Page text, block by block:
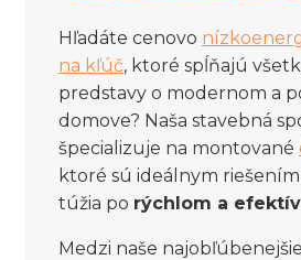
Hľadáte cenovo
na kľúč, ktoré spĺňajú
predstavy o modernom a
domove? Naša stavebná
špecializuje na montované
ktoré sú ideálnym
túžia po rýchlom a
Medzi naše